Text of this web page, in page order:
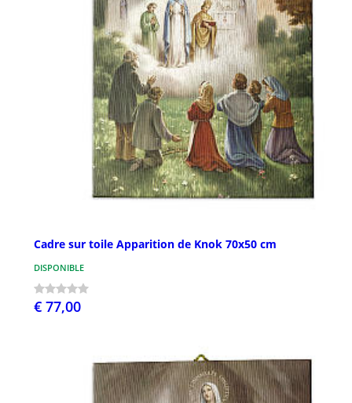
Cadre sur toile Apparition de Knok 70x50 cm
DISPONIBLE
€ 77,00